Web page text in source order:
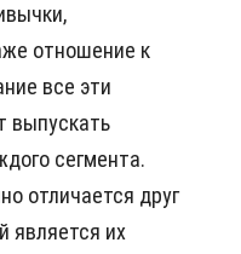
отношение к
все эти
выпускать
сегмента.
отличается друг
является их